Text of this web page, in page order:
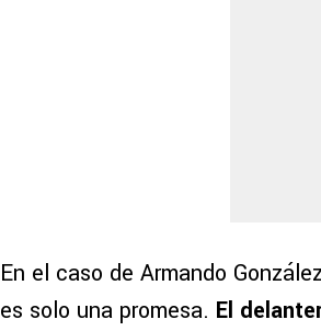
En el caso de Armando
es solo una promesa. El